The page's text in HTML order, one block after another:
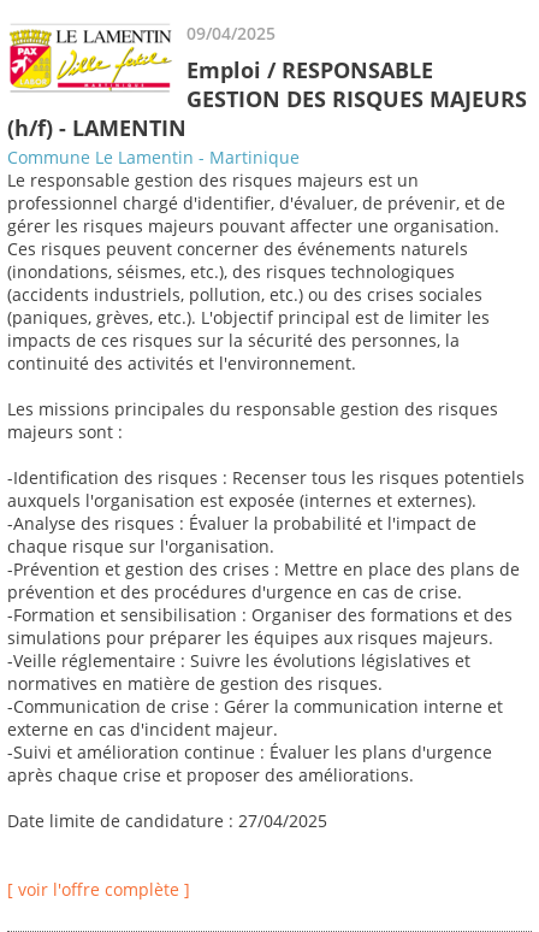
09/04/2025
Emploi / RESPONSABLE
GESTION DES RISQUES MAJEURS
(h/f) - LAMENTIN
Commune Le Lamentin - Martinique
Le responsable gestion des risques majeurs est un
professionnel chargé d'identifier, d'évaluer, de prévenir, et de
gérer les risques majeurs pouvant affecter une organisation.
Ces risques peuvent concerner des événements naturels
(inondations, séismes, etc.), des risques technologiques
(accidents industriels, pollution, etc.) ou des crises sociales
(paniques, grèves, etc.). L'objectif principal est de limiter les
impacts de ces risques sur la sécurité des personnes, la
continuité des activités et l'environnement.
Les missions principales du responsable gestion des risques
majeurs sont :
-Identification des risques : Recenser tous les risques potentiels
auxquels l'organisation est exposée (internes et externes).
-Analyse des risques : Évaluer la probabilité et l'impact de
chaque risque sur l'organisation.
-Prévention et gestion des crises : Mettre en place des plans de
prévention et des procédures d'urgence en cas de crise.
-Formation et sensibilisation : Organiser des formations et des
simulations pour préparer les équipes aux risques majeurs.
-Veille réglementaire : Suivre les évolutions législatives et
normatives en matière de gestion des risques.
-Communication de crise : Gérer la communication interne et
externe en cas d'incident majeur.
-Suivi et amélioration continue : Évaluer les plans d'urgence
après chaque crise et proposer des améliorations.
Date limite de candidature : 27/04/2025
[ voir l'offre complète ]